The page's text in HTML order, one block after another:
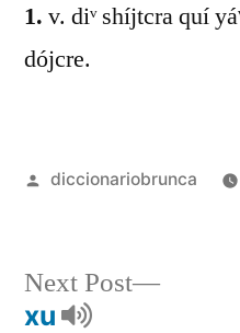
1. v. diᵛ shíjtcra quí
dójcre.
diccionariobrunca
Next Post
xu